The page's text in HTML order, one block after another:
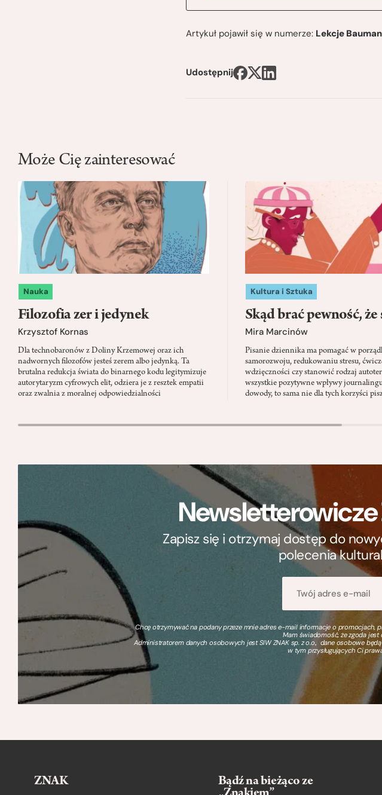
Artykuł pojawił się w numerze: Lekcje
Udostępnij
Może Cię zainteresować
Nauka
Filozofia zer i jedynek
Krzysztof Kornas
Dla technobaronów z Doliny Krzemowej oraz ich
nadwornych filozofów jesteś zerem albo jedynką. Ta
brutalna redukcja świata do binarnego kodu legitymizuje
autorytaryzm cyfrowych elit, odziera je z resztek empatii
oraz zwalnia z moralnej odpowiedzialności
Kultura i Sztuka
Skąd brać pewność, że
Mira Marcinów
Pisanie dziennika ma pomagać w
samorozwoju, redukowaniu stresu,
wdzięczności czy stanowić rodzaj
wszystkie pozytywne wpływy
dowody, to sama nie dla tych korzyści
Newsletterowicze
Zapisz się i otrzymaj dostęp do
polecenia
Chcę otrzymywać na podany przeze mnie adres e-mail informacje o promocjach,
Mam świadomość, że zgoda
Administratorem danych osobowych jest SIW ZNAK sp. z o.o., dane osobowe
w tym przysługujących Ci
ZNAK
Bądź na bieżąco ze